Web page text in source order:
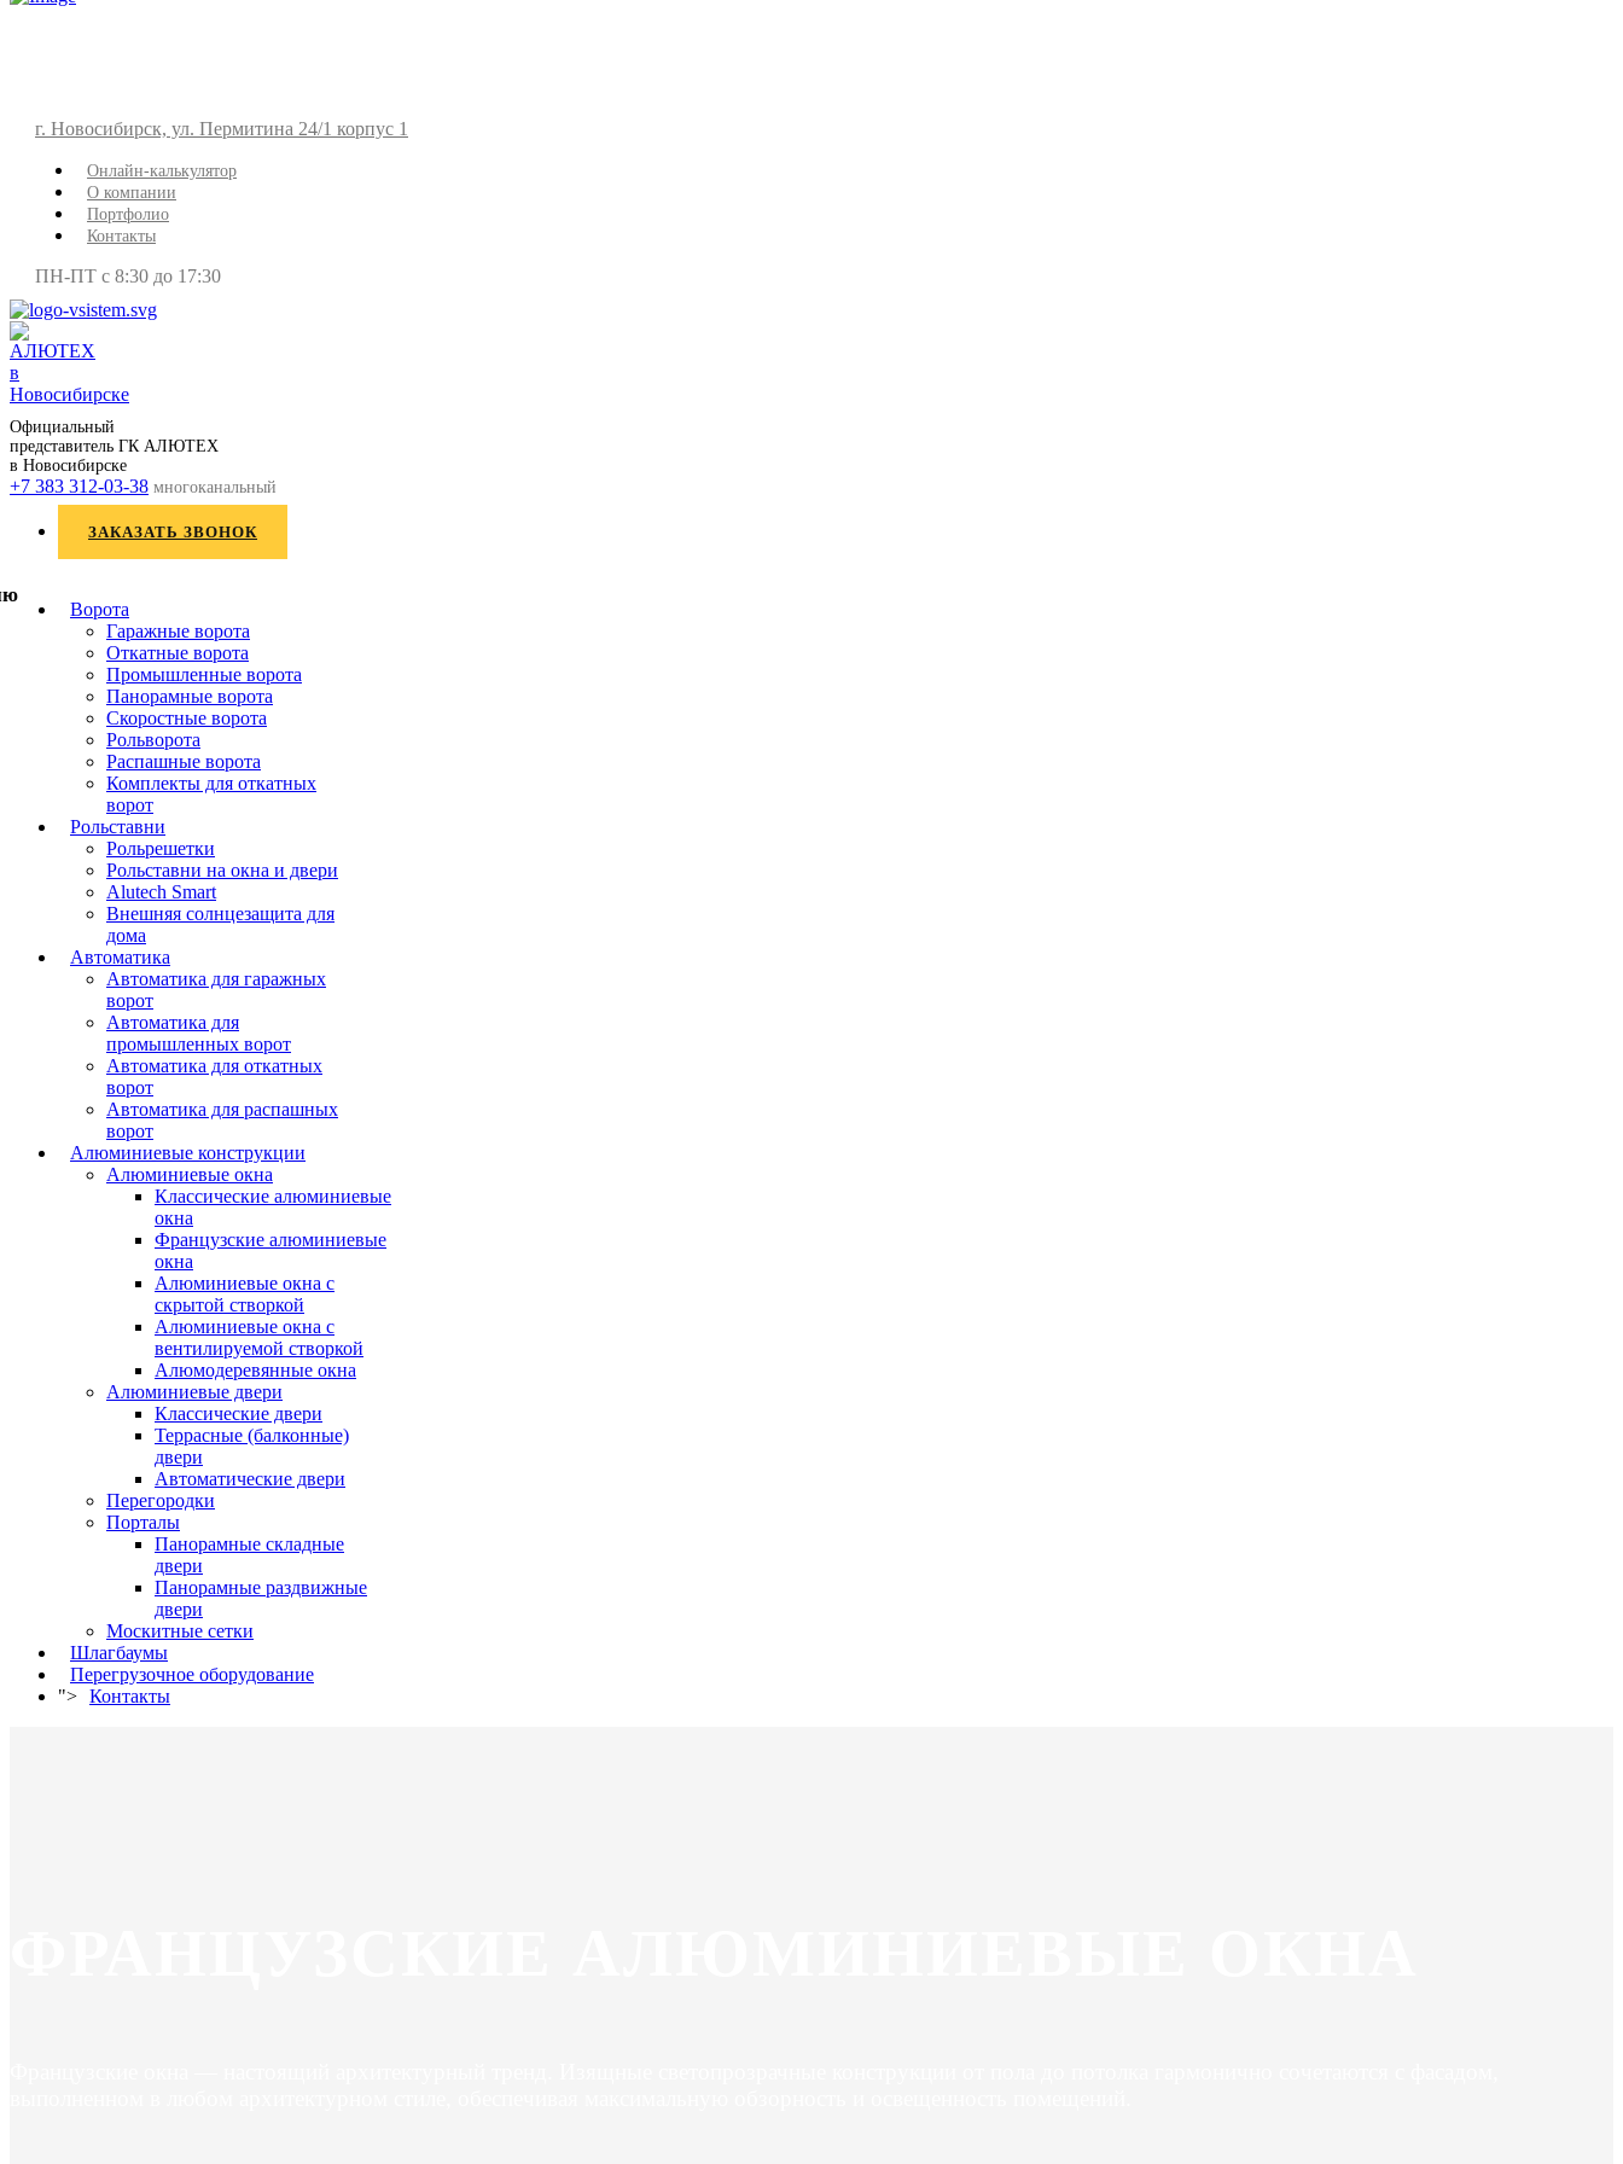
г. Новосибирск, ул. Пермитина 24/1 корпус 1
Онлайн-калькулятор
О компании
Портфолио
Контакты
ПН-ПТ с 8:30 до 17:30
Официальный
представитель ГК АЛЮТЕХ
в Новосибирске
+7 383 312-03-38 многоканальный
ЗАКАЗАТЬ ЗВОНОК
Ворота
Гаражные ворота
Откатные ворота
Промышленные ворота
Панорамные ворота
Скоростные ворота
Рольворота
Распашные ворота
Комплекты для откатных
ворот
Рольставни
Рольрешетки
Рольставни на окна и двери
Alutech Smart
Внешняя солнцезащита для
дома
Автоматика
Автоматика для гаражных
ворот
Автоматика для
промышленных ворот
Автоматика для откатных
ворот
Автоматика для распашных
ворот
Алюминиевые конструкции
Алюминиевые окна
Классические алюминиевые
окна
Французские алюминиевые
окна
Алюминиевые окна с
скрытой створкой
Алюминиевые окна с
вентилируемой створкой
Алюмодеревянные окна
Алюминиевые двери
Классические двери
Террасные (балконные)
двери
Автоматические двери
Перегородки
Порталы
Панорамные складные
двери
Панорамные раздвижные
двери
Москитные сетки
Шлагбаумы
Перегрузочное оборудование
"> Контакты